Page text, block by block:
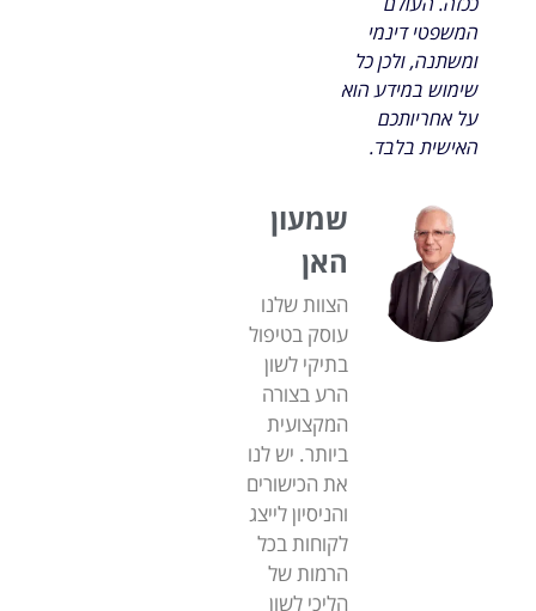
המשפטי דינמי
ומשתנה, ולכן כל
שימוש במידע הוא
על אחריותכם
האישית בלבד.
שמעון
האן
הצוות שלנו
עוסק בטיפול
בתיקי לשון
הרע בצורה
המקצועית
ביותר. יש לנו
את הכישורים
והניסיון לייצג
לקוחות בכל
הרמות של
הליכי לשון